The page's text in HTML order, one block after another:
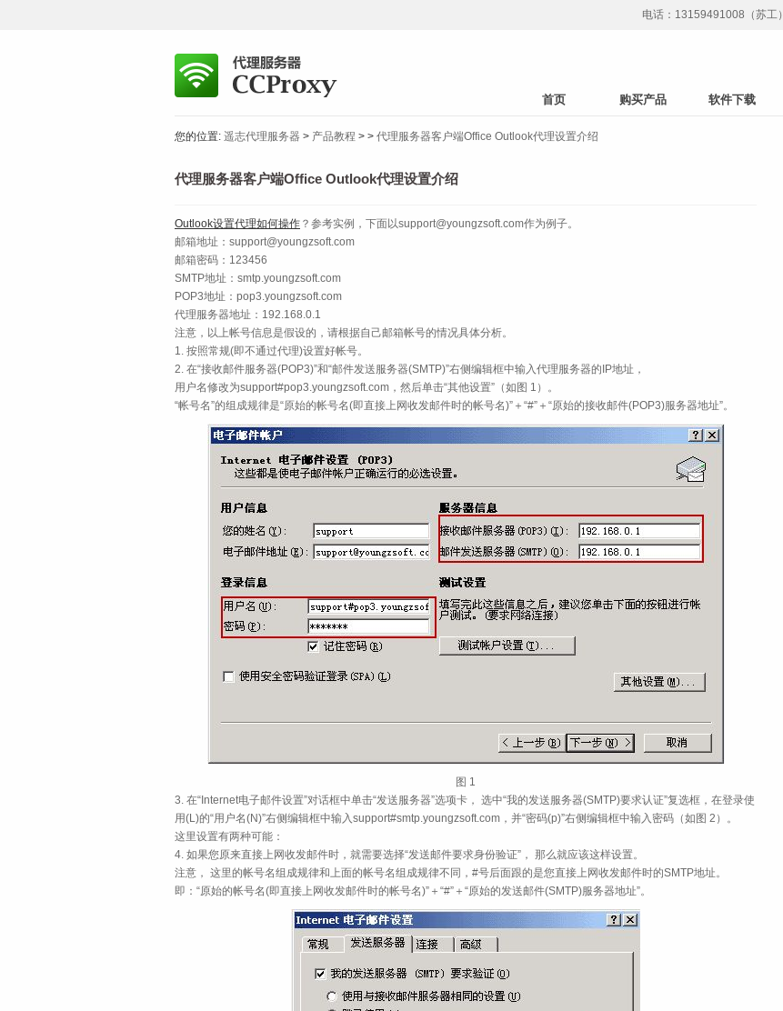
电话：13159491008（苏工）
首页 购买产品 软件下载
您的位置: 遥志代理服务器 > 产品教程 > > 代理服务器客户端Office Outlook代理设置介绍
代理服务器客户端Office Outlook代理设置介绍
Outlook设置代理如何操作 ？参考实例，下面以support@youngzsoft.com作为例子。
邮箱地址：support@youngzsoft.com
邮箱密码：123456
SMTP地址：smtp.youngzsoft.com
POP3地址：pop3.youngzsoft.com
代理服务器地址：192.168.0.1
注意，以上帐号信息是假设的，请根据自己邮箱帐号的情况具体分析。
1. 按照常规(即不通过代理)设置好帐号。
2. 在“接收邮件服务器(POP3)”和“邮件发送服务器(SMTP)”右侧编辑框中输入代理服务器的IP地址，
用户名修改为support#pop3.youngzsoft.com，然后单击“其他设置”（如图 1）。
“帐号名”的组成规律是“原始的帐号名(即直接上网收发邮件时的帐号名)”＋“#”＋“原始的接收邮件(POP3)服务器地址”。
图 1
3. 在“Internet电子邮件设置”对话框中单击“发送服务器”选项卡， 选中“我的发送服务器(SMTP)要求认证”复选框，在登录使
用(L)的“用户名(N)”右侧编辑框中输入support#smtp.youngzsoft.com，并“密码(p)”右侧编辑框中输入密码（如图 2）。
这里设置有两种可能：
4. 如果您原来直接上网收发邮件时，就需要选择“发送邮件要求身份验证”， 那么就应该这样设置。
注意， 这里的帐号名组成规律和上面的帐号名组成规律不同，#号后面跟的是您直接上网收发邮件时的SMTP地址。
即：“原始的帐号名(即直接上网收发邮件时的帐号名)”＋“#”＋“原始的发送邮件(SMTP)服务器地址”。
小浪底建设管理局
兴业银行上海分行